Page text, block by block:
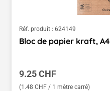
Réf. produit : 624149
Bloc de papier kraft, A4
Prix régulier :
9.25 CHF
(1.48 CHF / 1 mètre carré)